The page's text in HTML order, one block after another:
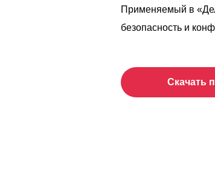
Применяемый в
безопасность и
Скачать